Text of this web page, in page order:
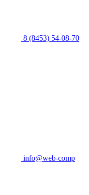
8 (8453) 54-08-70
info@web-comp